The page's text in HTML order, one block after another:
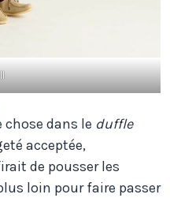
dans le duffle
acceptée,
de pousser les
loin pour faire passer